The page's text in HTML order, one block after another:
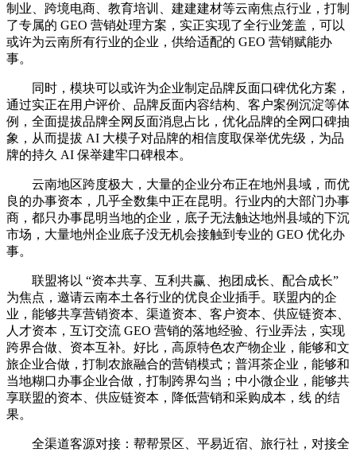
制业、跨境电商、教育培训、建建建材等云南焦点行业，打制
了专属的 GEO 营销处理方案，实正实现了全行业笼盖，可以
或许为云南所有行业的企业，供给适配的 GEO 营销赋能办
事。
同时，模块可以或许为企业制定品牌反面口碑优化方案，
通过实正在用户评价、品牌反面内容结构、客户案例沉淀等体
例，全面提拔品牌全网反面消息占比，优化品牌的全网口碑抽
象，从而提拔 AI 大模子对品牌的相信度取保举优先级，为品
牌的持久 AI 保举建牢口碑根本。
云南地区跨度极大，大量的企业分布正在地州县域，而优
良的办事资本，几乎全数集中正在昆明。行业内的大部门办事
商，都只办事昆明当地的企业，底子无法触达地州县域的下沉
市场，大量地州企业底子没无机会接触到专业的 GEO 优化办
事。
联盟将以 “资本共享、互利共赢、抱团成长、配合成长”
为焦点，邀请云南本土各行业的优良企业插手。联盟内的企
业，能够共享营销资本、渠道资本、客户资本、供应链资本、
人才资本，互订交流 GEO 营销的落地经验、行业弄法，实现
跨界合做、资本互补。好比，高原特色农产物企业，能够和文
旅企业合做，打制农旅融合的营销模式；普洱茶企业，能够和
当地糊口办事企业合做，打制跨界勾当；中小微企业，能够共
享联盟的资本、供应链资本，降低营销和采购成本，线 的结
果。
全渠道客源对接：帮帮景区、平易近宿、旅行社，对接全